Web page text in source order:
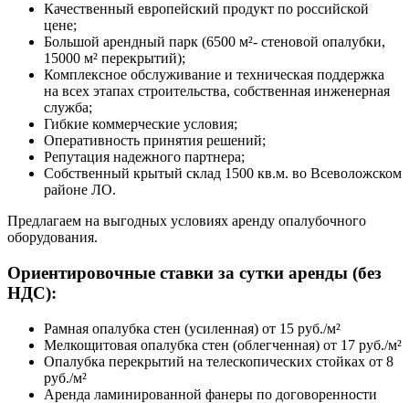
Качественный европейский продукт по российской
цене;
Большой арендный парк (6500 м²- стеновой опалубки,
15000 м² перекрытий);
Комплексное обслуживание и техническая поддержка
на всех этапах строительства, собственная инженерная
служба;
Гибкие коммерческие условия;
Оперативность принятия решений;
Репутация надежного партнера;
Собственный крытый склад 1500 кв.м. во Всеволожском
районе ЛО.
Предлагаем на выгодных условиях аренду опалубочного
оборудования.
Ориентировочные ставки за сутки аренды (без
НДС):
Рамная опалубка стен (усиленная) от 15 руб./м²
Мелкощитовая опалубка стен (облегченная) от 17 руб./м²
Опалубка перекрытий на телескопических стойках от 8
руб./м²
Аренда ламинированной фанеры по договоренности